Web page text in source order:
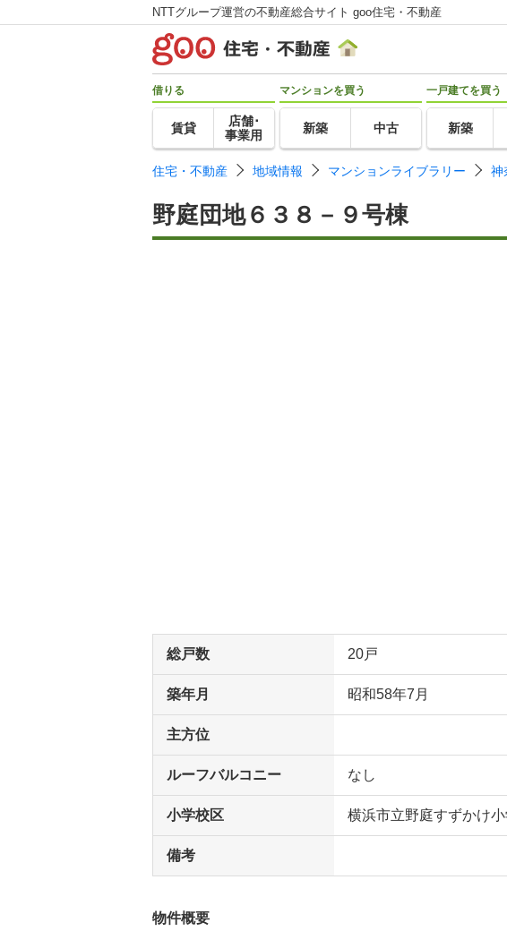
NTTグループ運営の不動産総合サイト goo住宅・不動産
借りる
賃貸
店舗･
事業用
マンションを買う
新築 中古
一戸建てを買う
新築
住宅・不動産 地域情報 マンションライブラリー 神
野庭団地６３８－９号棟
総戸数 20戸
築年月 昭和58年7月
主方位
ルーフバルコニー なし
小学校区 横浜市立野庭すずかけ
備考
物件概要